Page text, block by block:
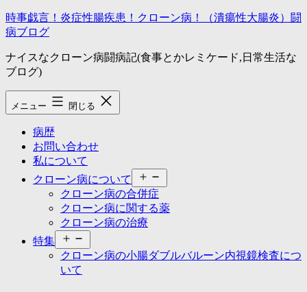
コ
ン
ン
ツ
へ
ス
キ
時事戯言！炎症性腸疾患！クローン病！（潰瘍性大腸炎）闘
病ブログ
ナイスなクローン病闘病記(食事とかレミケード,日常生活な
ブログ)
メニュー 閉じる
病歴
お問い合わせ
私について
クローン病について
ニ
ュ
ー
く
クローン病の合併症
クローン病に関する薬
クローン病の治療
特集
ニ
ュ
クローン病の小腸ダブルバルーン内視鏡検査につ
いて